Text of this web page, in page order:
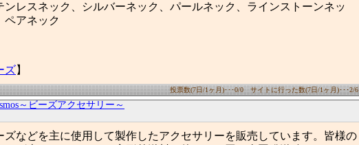
ンレスネック、シルバーネック、パールネック、ラインストーンネッ
ペアネック
ズ 】
投票数(7日/1ヶ月)･･･0/0 サイトに行った数(7日/1ヶ月)･･･2/6
～ビーズアクセサリー～
ズなどを主に使用して製作したアクセサリーを販売しています。皆様の